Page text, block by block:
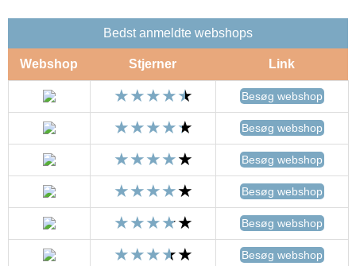
Bedst anmeldte webshops
Webshop Stjerner Link
Besøg webshop
Besøg webshop
Besøg webshop
Besøg webshop
Besøg webshop
Besøg webshop